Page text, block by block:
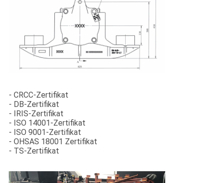
- CRCC-Zertifikat
- DB-Zertifikat
- IRIS-Zertifikat
- ISO 14001-Zertifikat
- ISO 9001-Zertifikat
- OHSAS 18001 Zertifikat
- TS-Zertifikat